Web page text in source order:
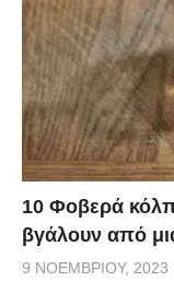
10 Φοβερά
βγάλουν από
9 ΝΟΕΜΒΡΊΟΥ, 2023